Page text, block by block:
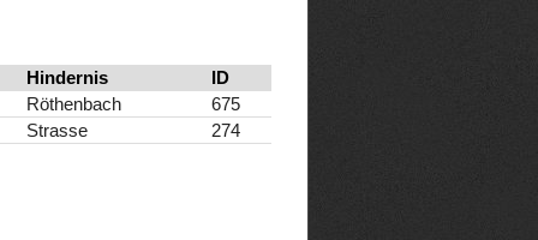
Hindernis
ID
Röthenbach
675
Strasse
274